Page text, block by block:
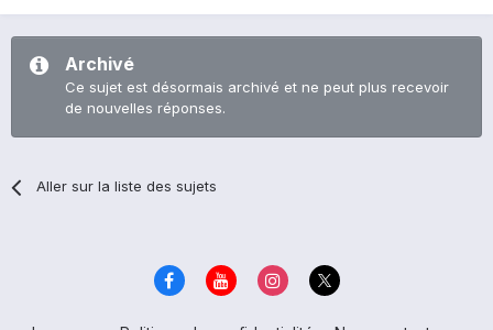
Archivé
Ce sujet est désormais archivé et ne peut plus recevoir
de nouvelles réponses.
Aller sur la liste des sujets